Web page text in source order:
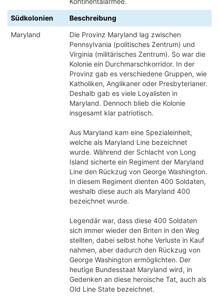
Südkolonien
Beschreibung
Maryland
Die Provinz Maryland lag zwischen
Pennsylvania (politisches Zentrum) und
Virginia (militärisches Zentrum). So war die
Kolonie ein Durchmarschkorridor. In der
Provinz gab es verschiedene Gruppen, wie
Katholiken, Anglikaner oder Presbyterianer.
Deshalb gab es viele Loyalisten in
Maryland. Dennoch blieb die Kolonie
insgesamt klar patriotisch.
Aus Maryland kam eine Spezialeinheit,
welche als Maryland Line bezeichnet
wurde. Während der Schlacht von Long
Island sicherte ein Regiment der Maryland
Line den Rückzug von George Washington.
In diesem Regiment dienten 400 Soldaten,
weshalb diese auch als Maryland 400
bezeichnet wurde.
Legendär war, dass diese 400 Soldaten
sich immer wieder den Briten in den Weg
stellten, dabei selbst hohe Verluste in Kauf
nahmen, aber dadurch den Rückzug von
George Washington ermöglichten. Der
heutige Bundesstaat Maryland wird, in
Gedenken an diese heroische Tat, auch als
Old Line State bezeichnet.